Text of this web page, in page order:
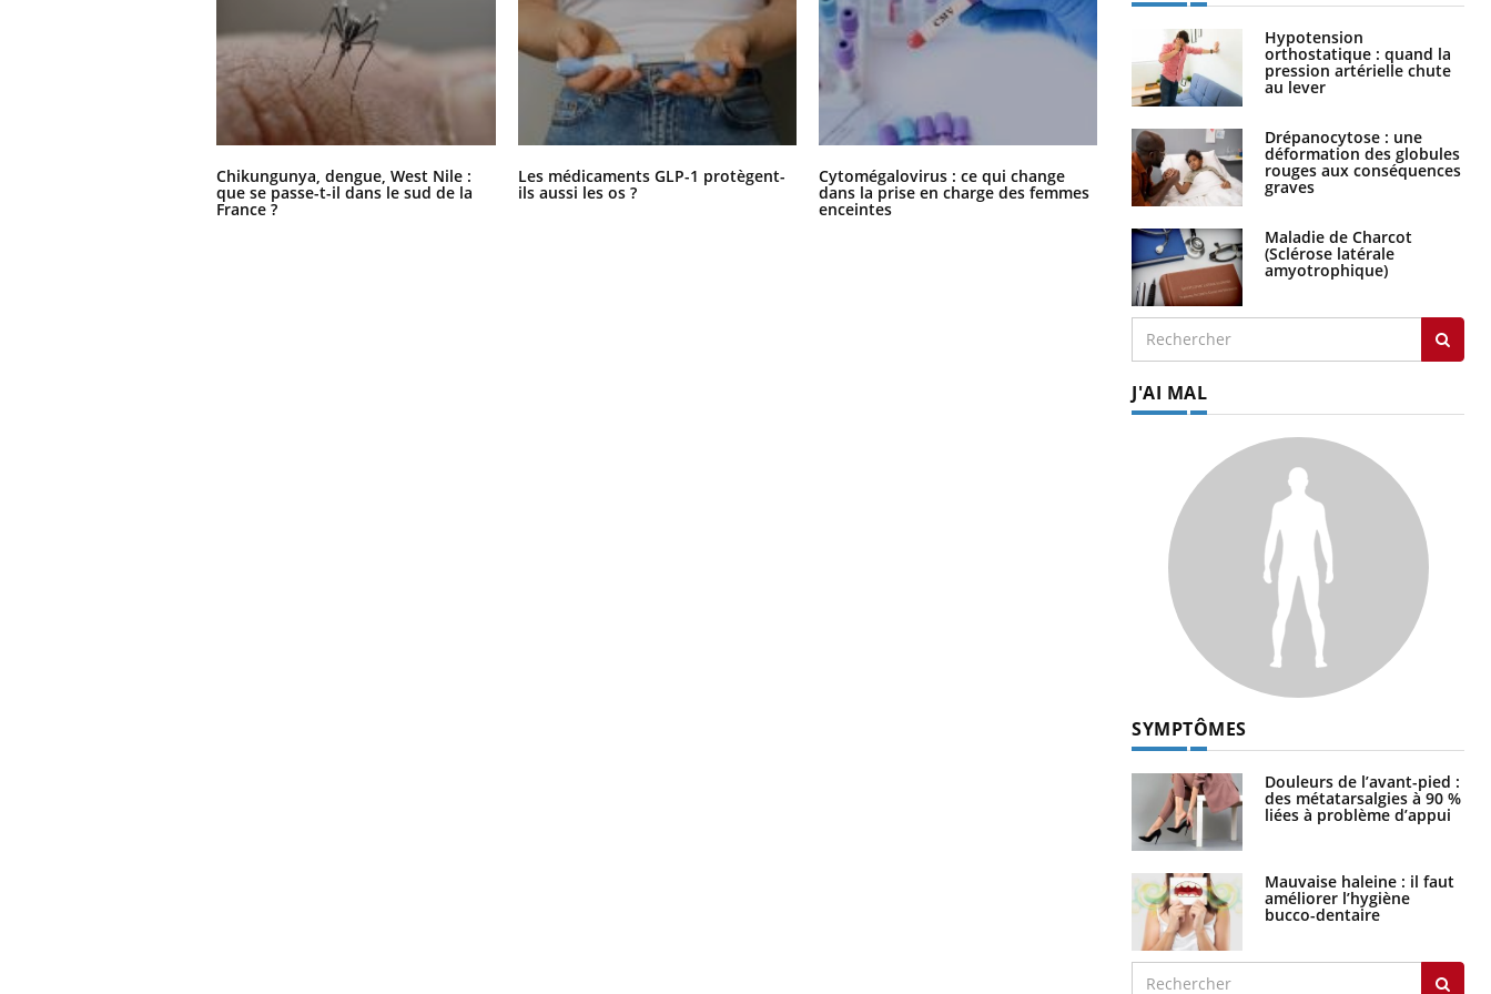
Chikungunya, dengue, West Nile :
que se passe-t-il dans le sud de la
France ?
Les médicaments GLP-1 protègent-
ils aussi les os ?
Cytomégalovirus : ce qui change
dans la prise en charge des femmes
enceintes
La sieste empêche-t-elle de dormir
la nuit ?
Hypotension
orthostatique : quand la
pression artérielle chute
au lever
Drépanocytose : une
déformation des globules
rouges aux conséquences
graves
Maladie de Charcot
(Sclérose latérale
amyotrophique)
J'AI MAL
SYMPTÔMES
Douleurs de l’avant-pied :
des métatarsalgies à 90 %
liées à problème d’appui
Mauvaise haleine : il faut
améliorer l’hygiène
bucco-dentaire